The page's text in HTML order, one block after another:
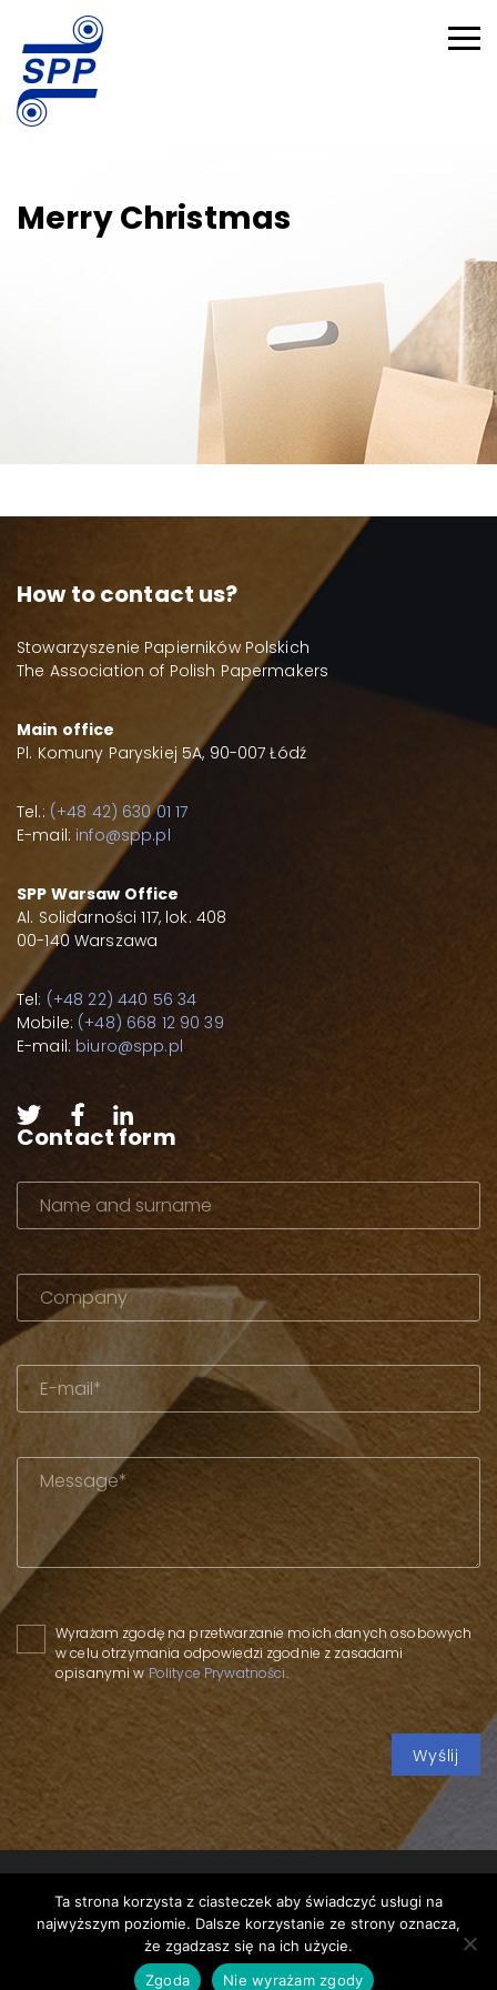
Merry Christmas
How to contact us?
Stowarzyszenie Papierników Polskich
The Association of Polish Papermakers
Main office
Pl. Komuny Paryskiej 5A, 90-007 Łódź
Tel.: (+48 42) 630 01 17
E-mail: info@spp.pl
SPP Warsaw Office
Al. Solidarności 117, lok. 408
00-140 Warszawa
Tel: (+48 22) 440 56 34
Mobile: (+48) 668 12 90 39
E-mail: biuro@spp.pl
Contact form
Please leave this field empty.
Wyrażam zgodę na przetwarzanie moich danych osobowych
w celu otrzymania odpowiedzi zgodnie z zasadami
opisanymi w Polityce Prywatności.
Copyright 2020 SPP/Privacy policy / Merry Christmas
design byVENTI
Ta strona korzysta z ciasteczek aby świadczyć usługi na
najwyższym poziomie. Dalsze korzystanie ze strony oznacza,
że zgadzasz się na ich użycie.
Zgoda
Nie wyrażam zgody